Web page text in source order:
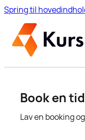
Spring til
Book en tid
Lav en booking